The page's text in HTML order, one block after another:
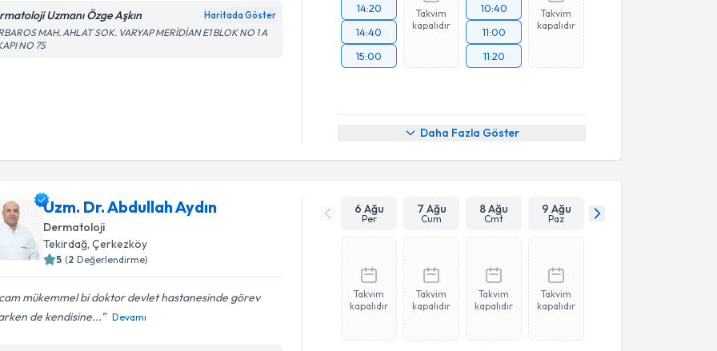
Uzmanı Özge Aşkın Haritada Göster
MAH. AHLAT SOK. VARYAP MERİDİAN E1 BLOK NO 1 A
NO 75
14:20
14:40
15:00
Takvim
kapalıdır
10:40
11:00
11:20
Takvim
kapalıdır
Daha Fazla Göster
Uzm. Dr. Abdullah Aydın
Dermatoloji
Tekirdağ, Çerkezköy
5 (2 Değerlendirme)
mükemmel bi doktor devlet hastanesinde görev
de kendisine...
Devamı
6 Ağu
Per
7 Ağu
Cum
8 Ağu
Cmt
9 Ağu
Paz
Takvim
kapalıdır
Takvim
kapalıdır
Takvim
kapalıdır
Takvim
kapalıdır